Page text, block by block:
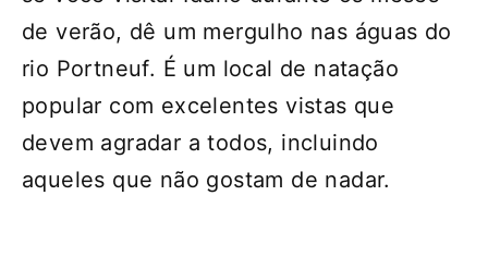
de verão, dê um mergulho nas águas do
rio Portneuf. É um local de natação
popular com excelentes vistas que
devem agradar a todos, incluindo
aqueles que não gostam de nadar.